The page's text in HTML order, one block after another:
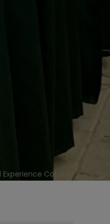
Experience Catania